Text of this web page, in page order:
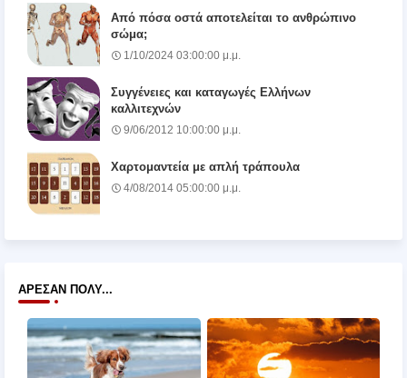
Από πόσα οστά αποτελείται το ανθρώπινο
σώμα;
1/10/2024 03:00:00 μ.μ.
Συγγένειες και καταγωγές Ελλήνων
καλλιτεχνών
9/06/2012 10:00:00 μ.μ.
Χαρτομαντεία με απλή τράπουλα
4/08/2014 05:00:00 μ.μ.
ΆΡΕΣΑΝ ΠΟΛΎ...